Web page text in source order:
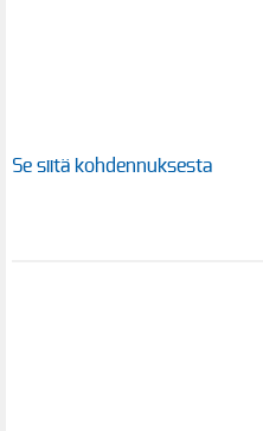
Se siitä kohdennuksesta